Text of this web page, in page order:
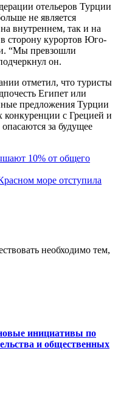
отельеров Турции
не является
внутреннем, так и на
сторону курортов Юго-
“Мы превзошли
он.
отметил, что туристы
Египет или
предложения Турции
конкуренции с Грецией и
за будущее
10% от общего
море отступила
необходимо тем,
инициативы по
и общественных